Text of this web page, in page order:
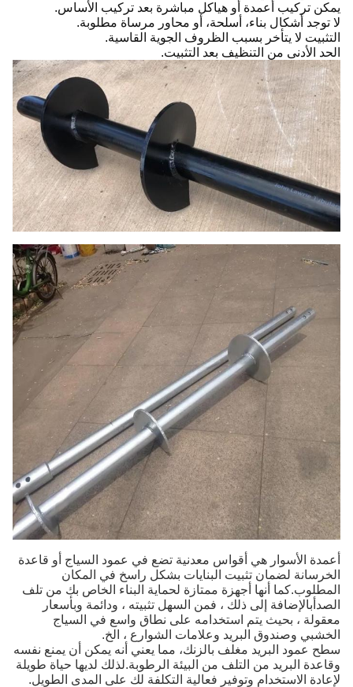
يمكن تركيب أعمدة أو هياكل مباشرة بعد تركيب الأساس.
لا توجد أشكال بناء، أسلحة، أو محاور مرساة مطلوبة.
التثبيت لا يتأخر بسبب الظروف الجوية القاسية.
الحد الأدنى من التنظيف بعد التثبيت.
أعمدة الأسوار هي أقواس معدنية تضع في عمود السياج أو قاعدة
الخرسانة لضمان تثبيت البنايات بشكل راسخ في المكان
المطلوب.كما أنها أجهزة ممتازة لحماية البناء الخاص بك من تلف
الصدأبالإضافة إلى ذلك ، فمن السهل تثبيته ، ودائمة وبأسعار
معقولة ، بحيث يتم استخدامه على نطاق واسع في السياج
الخشبي وصندوق البريد وعلامات الشوارع ، الخ.
سطح عمود البريد مغلف بالزنك، مما يعني أنه يمكن أن يمنع نفسه
وقاعدة البريد من التلف من البيئة الرطوبة.لذلك لديها حياة طويلة
لإعادة الاستخدام وتوفير فعالية التكلفة لك على المدى الطويل.